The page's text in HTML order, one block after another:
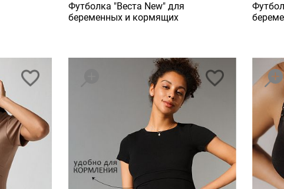
Футболка "Веста New" для
беременных и кормящих